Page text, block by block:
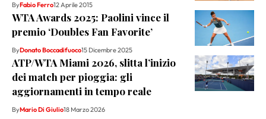
ByFabio Ferro12 Aprile 2015
WTA Awards 2025: Paolini vince il
premio ‘Doubles Fan Favorite’
ByDonato Boccadifuoco15 Dicembre 2025
ATP/WTA Miami 2026, slitta l’inizio
dei match per pioggia: gli
aggiornamenti in tempo reale
ByMario Di Giulio18 Marzo 2026